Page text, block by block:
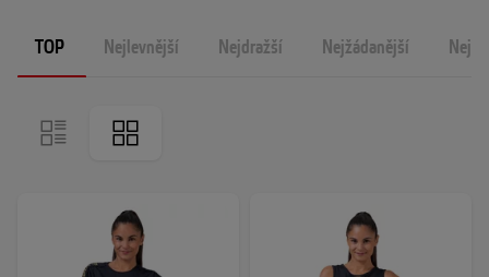
TOP Nejlevnější Nejdražší Nejžádanější